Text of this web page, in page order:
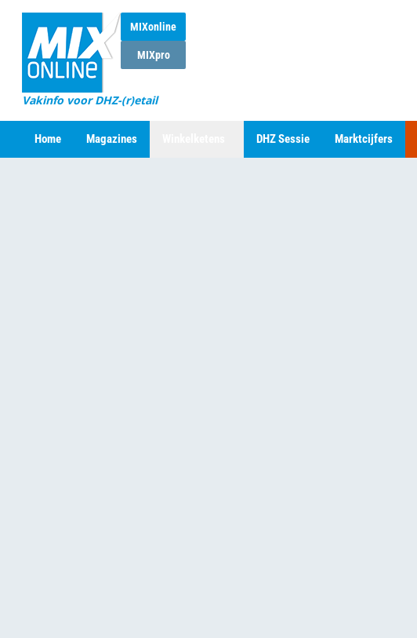
MIXonline
MIXpro
Vakinfo voor DHZ-(r)etail
Home Magazines DHZ Sessie Marktcijfers